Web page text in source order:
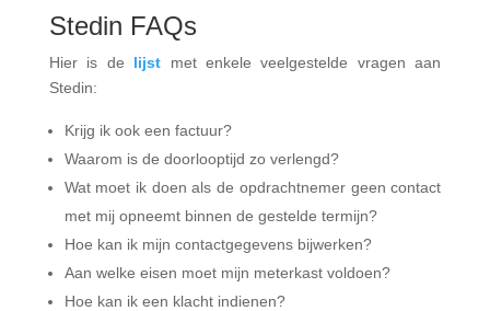
Stedin FAQs
Hier is de lijst met enkele veelgestelde vragen aan
Stedin:
Krijg ik ook een factuur?
Waarom is de doorlooptijd zo verlengd?
Wat moet ik doen als de opdrachtnemer geen contact
met mij opneemt binnen de gestelde termijn?
Hoe kan ik mijn contactgegevens bijwerken?
Aan welke eisen moet mijn meterkast voldoen?
Hoe kan ik een klacht indienen?